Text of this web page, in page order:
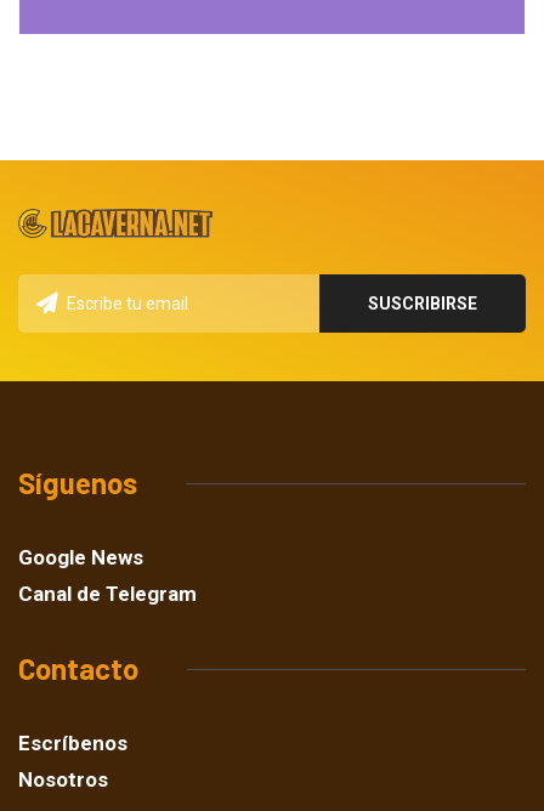
Síguenos
Google News
Canal de Telegram
Contacto
Escríbenos
Nosotros